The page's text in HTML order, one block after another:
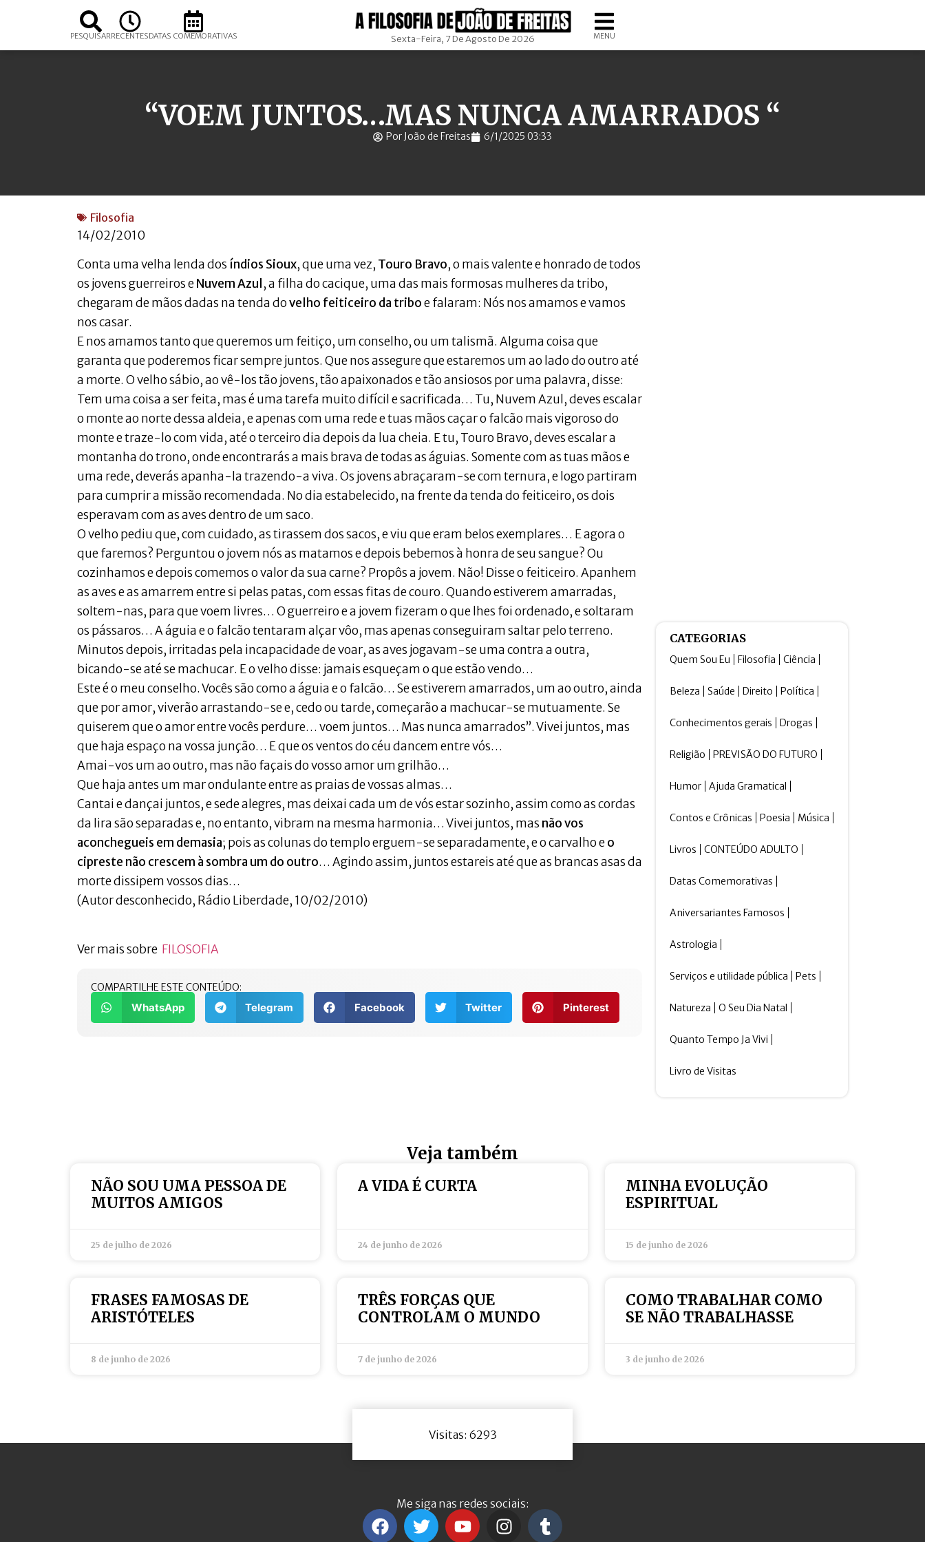
PESQUISARRECENTESDATAS COMEMORATIVAS Sexta-Feira, 7 De Agosto De 2026 MENU
“VOEM JUNTOS…MAS NUNCA AMARRADOS “
Por João de Freitas 6/1/2025 03:33
Filosofia
14/02/2010
Conta uma velha lenda dos índios Sioux, que uma vez, Touro Bravo, o mais valente e honrado de todos
os jovens guerreiros eNuvem Azul , a filha do cacique, uma das mais formosas mulheres da tribo,
chegaram de mãos dadas na tenda dovelho feiticeiro da triboe falaram: Nós nos amamos e vamos
nos casar.
E nos amamos tanto que queremos um feitiço, um conselho, ou um talismã. Alguma coisa que
garanta que poderemos ficar sempre juntos. Que nos assegure que estaremos um ao lado do outro até
a morte. O velho sábio, ao vê-los tão jovens, tão apaixonados e tão ansiosos por uma palavra, disse:
Tem uma coisa a ser feita, mas é uma tarefa muito difícil e sacrificada… Tu, Nuvem Azul, deves escalar
o monte ao norte dessa aldeia, e apenas com uma rede e tuas mãos caçar o falcão mais vigoroso do
monte e traze-lo com vida, até o terceiro dia depois da lua cheia. E tu, Touro Bravo, deves escalar a
montanha do trono, onde encontrarás a mais brava de todas as águias. Somente com as tuas mãos e
uma rede, deverás apanha-la trazendo-a viva. Os jovens abraçaram-se com ternura, e logo partiram
para cumprir a missão recomendada. No dia estabelecido, na frente da tenda do feiticeiro, os dois
esperavam com as aves dentro de um saco.
O velho pediu que, com cuidado, as tirassem dos sacos, e viu que eram belos exemplares… E agora o
que faremos? Perguntou o jovem nós as matamos e depois bebemos à honra de seu sangue? Ou
cozinhamos e depois comemos o valor da sua carne? Propôs a jovem. Não! Disse o feiticeiro. Apanhem
as aves e as amarrem entre si pelas patas, com essas fitas de couro. Quando estiverem amarradas,
soltem-nas, para que voem livres… O guerreiro e a jovem fizeram o que lhes foi ordenado, e soltaram
os pássaros… A águia e o falcão tentaram alçar vôo, mas apenas conseguiram saltar pelo terreno.
Minutos depois, irritadas pela incapacidade de voar, as aves jogavam-se uma contra a outra,
bicando-se até se machucar. E o velho disse: jamais esqueçam o que estão vendo…
Este é o meu conselho. Vocês são como a águia e o falcão… Se estiverem amarrados, um ao outro, ainda
que por amor, viverão arrastando-se e, cedo ou tarde, começarão a machucar-se mutuamente. Se
quiserem que o amor entre vocês perdure… voem juntos… Mas nunca amarrados”. Vivei juntos, mas
que haja espaço na vossa junção… E que os ventos do céu dancem entre vós…
Amai-vos um ao outro, mas não façais do vosso amor um grilhão…
Que haja antes um mar ondulante entre as praias de vossas almas…
Cantai e dançai juntos, e sede alegres, mas deixai cada um de vós estar sozinho, assim como as cordas
da lira são separadas e, no entanto, vibram na mesma harmonia… Vivei juntos, mas não vos
aconchegueis em demasia; pois as colunas do templo erguem-se separadamente, e o carvalho eo
cipreste não crescem à sombra um do outro… Agindo assim, juntos estareis até que as brancas asas da
morte dissipem vossos dias…
(Autor desconhecido, Rádio Liberdade, 10/02/2010)
Ver mais sobre FILOSOFIA
COMPARTILHE ESTE CONTEÚDO:
WhatsApp Telegram Facebook Twitter Pinterest
CATEGORIAS
Quem Sou Eu Filosofia Ciência
Beleza Saúde Direito Política
Conhecimentos gerais Drogas
Religião PREVISÃO DO FUTURO
Humor Ajuda Gramatical
Contos e Crônicas Poesia Música
Livros CONTEÚDO ADULTO
Datas Comemorativas
Aniversariantes Famosos
Astrologia
Serviços e utilidade pública Pets
Natureza O Seu Dia Natal
Quanto Tempo Ja Vivi
Livro de Visitas
Veja também
NÃO SOU UMA PESSOA DE
MUITOS AMIGOS
25 de julho de 2026
A VIDA É CURTA
24 de junho de 2026
MINHA EVOLUÇÃO
ESPIRITUAL
15 de junho de 2026
FRASES FAMOSAS DE
ARISTÓTELES
8 de junho de 2026
TRÊS FORÇAS QUE
CONTROLAM O MUNDO
7 de junho de 2026
COMO TRABALHAR COMO
SE NÃO TRABALHASSE
3 de junho de 2026
Visitas: 6293
Me siga nas redes sociais: